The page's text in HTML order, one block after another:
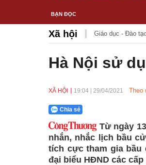
BẠN ĐỌC
Xã hội Giáo dục - Đào
Hà Nội sử
XÃ HỘI 19:04 29/04/2021 Theo
Chia sẻ
Từ ngày
nhắn, nhắc lịch bầu
tích cực tham gia
đại biểu HĐND các cấp